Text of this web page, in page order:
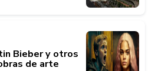
Bieber y otros
de arte